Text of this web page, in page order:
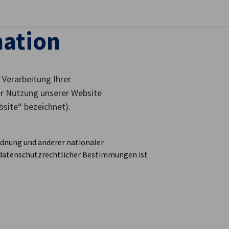
Ihrer
Nutzung unserer Website
bezeichnet).
und anderer nationaler
Bestimmungen ist